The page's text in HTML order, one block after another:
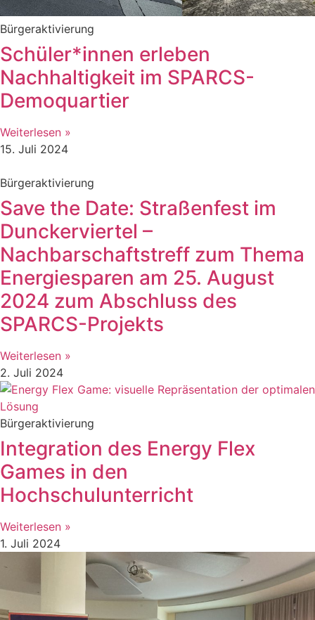
Bürgeraktivierung
Schüler*innen erleben
Nachhaltigkeit im SPARCS-
Demoquartier
Weiterlesen »
15. Juli 2024
Bürgeraktivierung
Save the Date: Straßenfest im
Dunckerviertel –
Nachbarschaftstreff zum Thema
Energiesparen am 25. August
2024 zum Abschluss des
SPARCS-Projekts
Weiterlesen »
2. Juli 2024
Bürgeraktivierung
Integration des Energy Flex
Games in den
Hochschulunterricht
Weiterlesen »
1. Juli 2024